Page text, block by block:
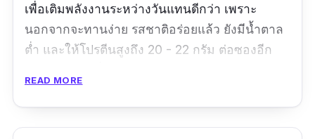
เพื่อเติมพลังงานระหว่างวันแทนดีกว่า เพราะ
นอกจากจะทานง่าย รสชาติอร่อยแล้ว ยังมีน้ำตาล
ต่ำ และให้โปรตีนสูงถึง 20 - 22 กรัม ต่อซองอีก
ร็อกกี้โรด ให้โปรตีน 21 กรัม, รสพีนัทครันช์ ให้
โปรตีน 22 กรัม ตัวบาร์โปรตีนเคลือบหลายชั้น ตรง
กลางมีฟัดจ์เนื้อนุ่มนวล ให้ความรู้สึกละมุนลิ้น
READ MORE